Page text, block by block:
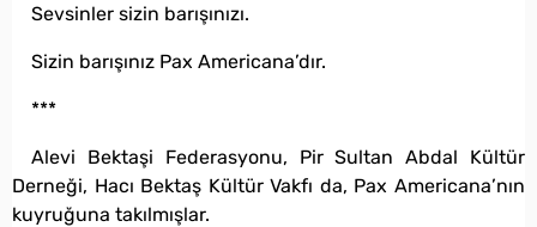
Sevsinler sizin barışınızı.
Sizin barışınız Pax Americana’dır.
***
Alevi Bektaşi Federasyonu, Pir Sultan Abdal Kültür
Derneği, Hacı Bektaş Kültür Vakfı da, Pax Americana’nın
kuyruğuna takılmışlar.